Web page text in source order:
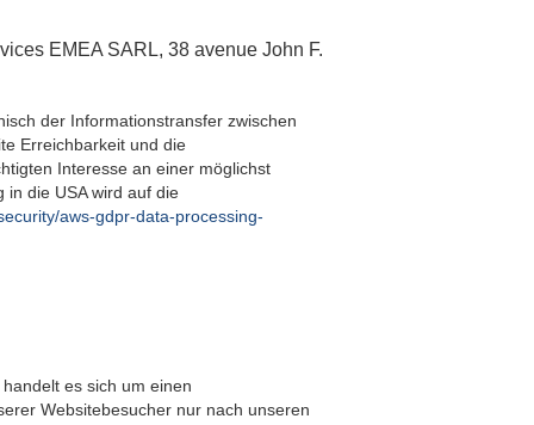
EMEA SARL, 38 avenue John F.
der Informationstransfer zwischen
Erreichbarkeit und die
Interesse an einer möglichst
in die USA wird auf die
aws-gdpr-data-processing-
es sich um einen
Websitebesucher nur nach unseren